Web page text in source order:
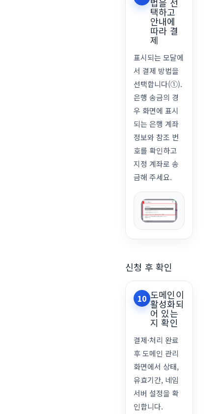
택하고
안내에
따라 결
제
표시되는 모달에
서 결제 방법을
선택합니다(①).
은행 송금의 경
우 화면에 표시
되는 은행 계좌
정보와 참조 번
호를 확인하고
지정 계좌로 송
금해 주세요.
신청 후 확인
10 도메인이
활성화되
어 있는
지 확인
결제·처리 완료
후 도메인 관리
화면에서 상태,
유효기간, 네임
서버 설정을 확
인합니다.